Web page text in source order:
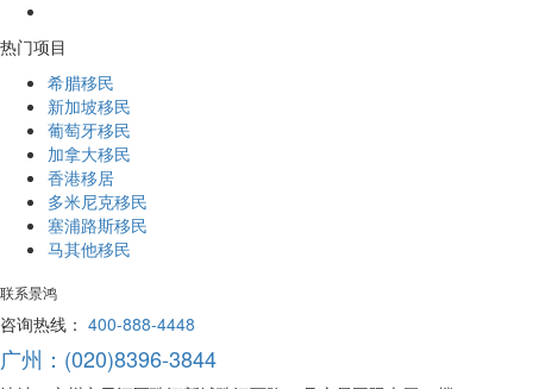
热门项目
希腊移民
新加坡移民
葡萄牙移民
加拿大移民
香港移居
多米尼克移民
塞浦路斯移民
马其他移民
联系景鸿
咨询热线： 400-888-4448
广州：(020)8396-3844